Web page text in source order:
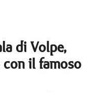
di Volpe,
il famoso